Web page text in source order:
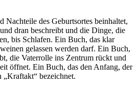
Nachteile des Geburtsortes beinhaltet,
dran beschreibt und die Dinge, die
bis Schlafen. Ein Buch, das klar
gelassen werden darf. Ein Buch,
die Vaterrolle ins Zentrum rückt und
öffnet. Ein Buch, das den Anfang, der
„Kraftakt“ bezeichnet.